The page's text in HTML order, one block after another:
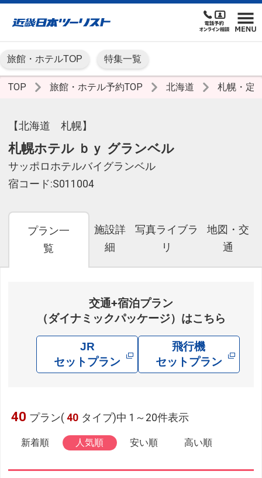
旅館・ホテルTOP 特集一覧
TOP 旅館・ホテル予約TOP 北海道 札幌・定
【北海道 札幌】
札幌ホテル ｂｙ グランベル
サッポロホテルバイグランベル
宿コード:S011004
プラン一
覧
施設詳
細
写真ライブラ
リ
地図・交
通
交通+宿泊プラン
（ダイナミックパッケージ）はこちら
JR
セットプラン
飛行機
セットプラン
40 プラン( 40 タイプ)中 1～20件表示
新着順 人気順 安い順 高い順